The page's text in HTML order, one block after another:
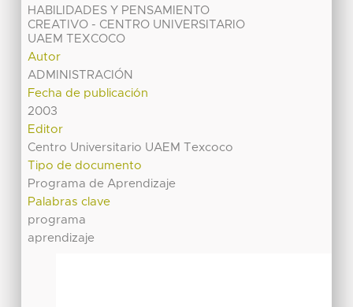
HABILIDADES Y PENSAMIENTO
CREATIVO - CENTRO UNIVERSITARIO
UAEM TEXCOCO
Autor
ADMINISTRACIÓN
Fecha de publicación
2003
Editor
Centro Universitario UAEM Texcoco
Tipo de documento
Programa de Aprendizaje
Palabras clave
programa
aprendizaje